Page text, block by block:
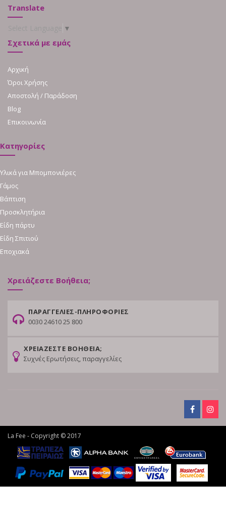
Translate
▼
Σχετικά με εμάς
Αρχική
Όροι Χρήσης
Αποστολή / Παράδοση
Blog
Επικοινωνία
Κατηγορίες
Υλικά για Μπομπονιέρες
Γάμος
Βάπτιση
Προσκλητήρια
Είδη πάρτυ
Είδη Σπιτιού
Εποχιακά
Χρειάζεστε Βοήθεια;
ΠΑΡΑΓΓΕΛΙΕΣ-ΠΛΗΡΟΦΟΡΙΕΣ
0030 24610 25 800
ΧΡΕΙΑΖΕΣΤΕ ΒΟΗΘΕΙΑ;
Συχνές Ερωτήσεις, παραγγελίες
La Fee - Copyright © 2017